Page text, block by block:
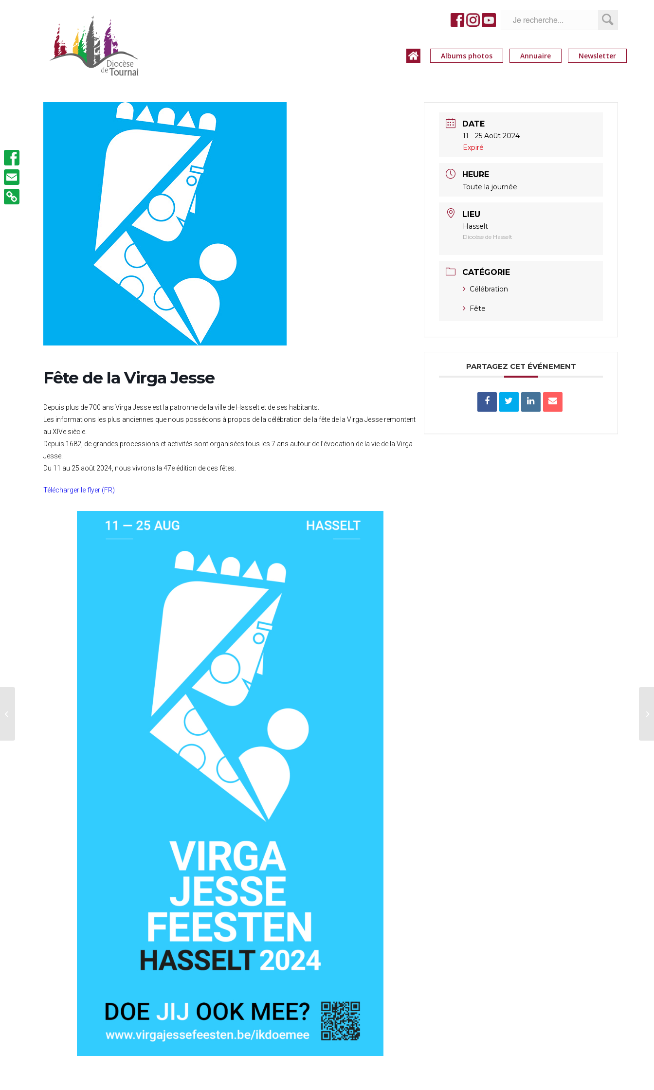
Albums photos Annuaire Newsletter
Fête de la Virga Jesse
Depuis plus de 700 ans Virga Jesse est la patronne de la ville de Hasselt et de ses habitants.
Les informations les plus anciennes que nous possédons à propos de la célébration de la fête de la Virga Jesse remontent
au XIVe siècle.
Depuis 1682, de grandes processions et activités sont organisées tous les 7 ans autour de l’évocation de la vie de la Virga
Jesse.
Du 11 au 25 août 2024, nous vivrons la 47e édition de ces fêtes.
Télécharger le flyer (FR)
DATE
11 - 25 Août 2024
Expiré
HEURE
Toute la journée
LIEU
Hasselt
Diocèse de Hasselt
CATÉGORIE
Célébration
Fête
PARTAGEZ CET ÉVÉNEMENT
Facebook
Email